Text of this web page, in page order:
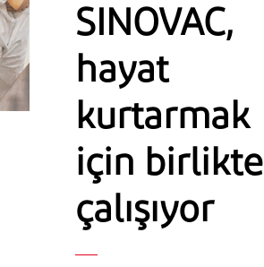
SINOVAC,
hayat
kurtarmak
için birlikte
çalışıyor